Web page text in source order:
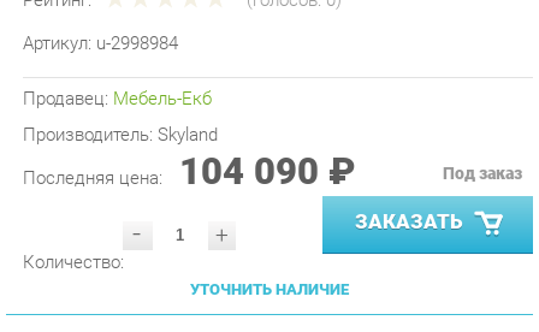
Артикул: u-2998984
Производитель:Skyland
Последняя цена: 104 090 ₽
- ЗАКАЗАТЬ
УТОЧНИТЬ НАЛИЧИЕ
ПРИГЛАСИТЬ ЗАМЕРЩИКА